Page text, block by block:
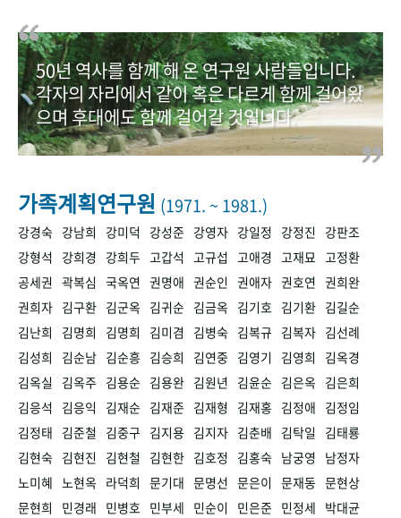
기록물 아카이브
사진 아카이브 문서 기록물 행정박물 영상 기록물
50+1주년 기념
+1
VR 역사관
50년 역사를 함께 해 온 연구원 사람들입니다.
각자의 자리에서 같이 혹은 다르게 함께 걸어왔
으며 후대에도 함께 걸어갈 것입니다.
가족계획연구원 (1971. ~ 1981.)
강경숙 강남희 강미덕 강성준 강영자 강일정 강정진
강판조
강형석
강희경 강희두 고갑석 고규섭 고애경 고재묘 고정환
공세권 곽복심 국옥연 권명애 권순인 권애자 권호연 권희완
권희자 김구환 김군옥 김귀순 김금옥 김기호 김기환 김길순
김난희
김명희 김명희 김미겸 김병숙 김복규 김복자 김선례
김성희
김순남 김순흥 김승희 김연중 김영기 김영희
김옥경
김옥실
김옥주 김용순 김용완 김원년 김윤순 김은옥 김은희
김응석
김응익 김재순 김재준 김재형 김재홍 김정애 김정임
김정태 김준철 김중구 김지용 김지자 김춘배 김탁일
김태룡
김현숙 김현진 김현철 김현한 김호정 김홍숙 남궁영
남정자
노미혜 노현옥 라덕희 문기대 문명선 문은이 문재동 문현상
문현희
민경래 민병호 민부세 민순이 민은준 민정세 박대균